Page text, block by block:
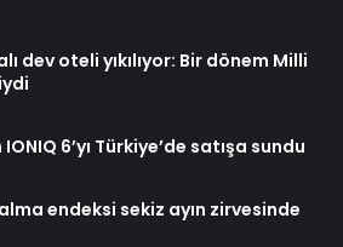
dev oteli yıkılıyor: Bir dönem Milli
6’yı Türkiye’de satışa sundu
endeksi sekiz ayın zirvesinde